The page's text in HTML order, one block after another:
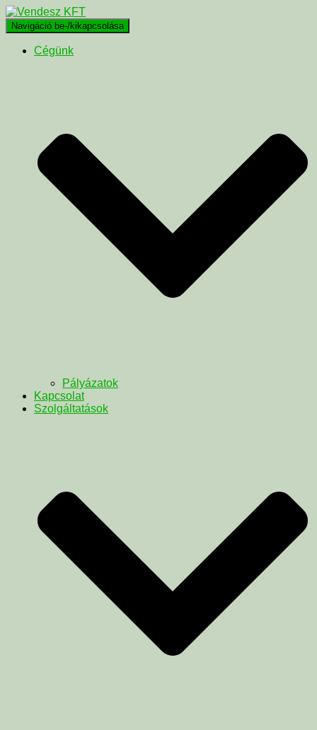
Navigáció be-/kikapcsolása
Cégünk
Pályázatok
Kapcsolat
Szolgáltatások